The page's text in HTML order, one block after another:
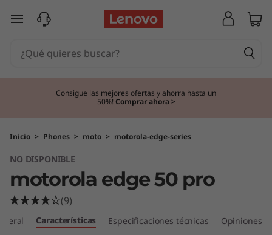
m
o
a
e
Ir al contenido principal
Consigue las mejores ofertas y ahorra hasta un
50%! Comprar ahora >
Inicio > Phones > moto > motorola-edge-series
NO DISPONIBLE
motorola edge 50 pro
(9)
Características Especificaciones técnicas Opiniones